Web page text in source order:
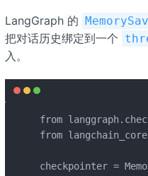
LangGraph 的
把对话历史绑定到一个
入。
from
from
checkpointer =